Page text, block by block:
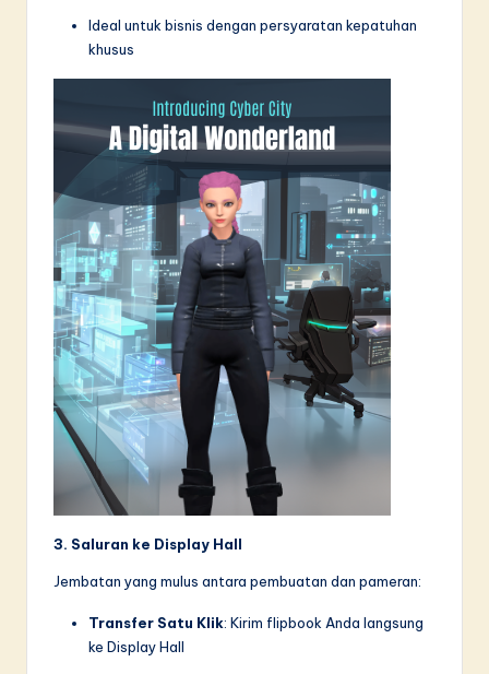
Ideal untuk bisnis dengan persyaratan kepatuhan
khusus
3. Saluran ke Display Hall
Jembatan yang mulus antara pembuatan dan pameran:
Transfer Satu Klik: Kirim flipbook Anda langsung
ke Display Hall